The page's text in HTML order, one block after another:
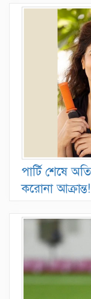
পার্টি শেষে
করোনা আক্রান্ত!